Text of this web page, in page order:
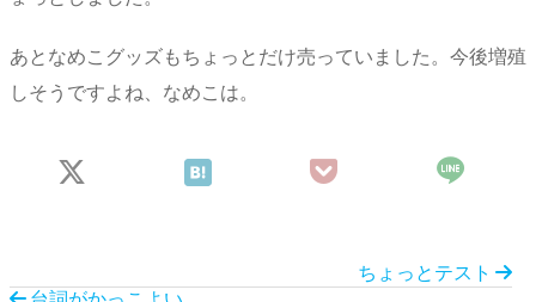
あとなめこグッズもちょっとだけ売っていました。今後増殖
しそうですよね、なめこは。
ちょっとテスト